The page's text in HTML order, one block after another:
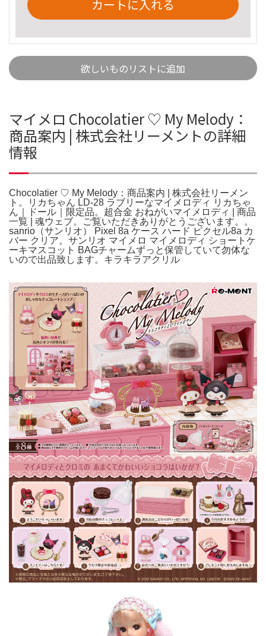
カートに入れる
欲しいものリストに追加
マイメロ Chocolatier ♡ My Melody：
商品案内 | 株式会社リーメントの詳細
情報
Chocolatier ♡ My Melody：商品案内 | 株式会社リーメン
ト。リカちゃん LD-28 ラブリーなマイメロディ リカちゃ
ん｜ドール｜限定品。超合金 おねがいマイメロディ | 商品
一覧 | 魂ウェブ。ご覧いただきありがとうございます。。
sanrio（サンリオ） Pixel 8a ケース ハード ピクセル8a カ
バー クリア。サンリオ マイメロ マイメロディ ショートケ
ーキマスコット BAGチャームずっと保管していて勿体な
いので出品致します。キラキラアクリル